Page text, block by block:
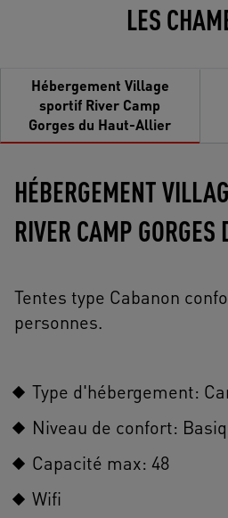
LES
Hébergement Village
sportif River Camp
Gorges du Haut-Allier
HÉBERGEMENT
RIVER CAMP
Tentes type Cabanon
personnes.
Type d'hébergement:
Niveau de confort:
Capacité max: 48
Wifi